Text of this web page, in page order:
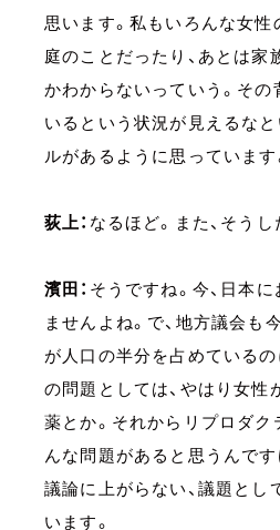
思います。私もいろんな女
庭のことだったり、あとは家
かわからないっていう。その
いるという状況が見えるなと
ルがあるように思っています
荻上： なるほど。また、そう
濱田： そうですね。今、日本
ませんよね。で、地方議会も
が人口の半分を占めている
の問題としては、やはり女
薬とか。それからリプロダク
んな問題があると思うんで
議論に上がらない、議題と
います。